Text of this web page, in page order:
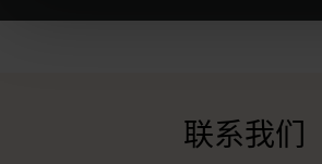
联系我们